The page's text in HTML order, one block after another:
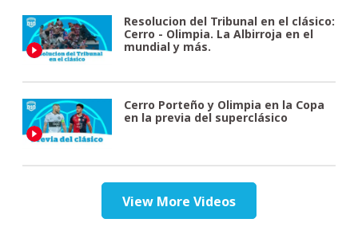
Resolucion del Tribunal en el clásico:
Cerro - Olimpia. La Albirroja en el
mundial y más.
Cerro Porteño y Olimpia en la Copa
en la previa del superclásico
View More Videos